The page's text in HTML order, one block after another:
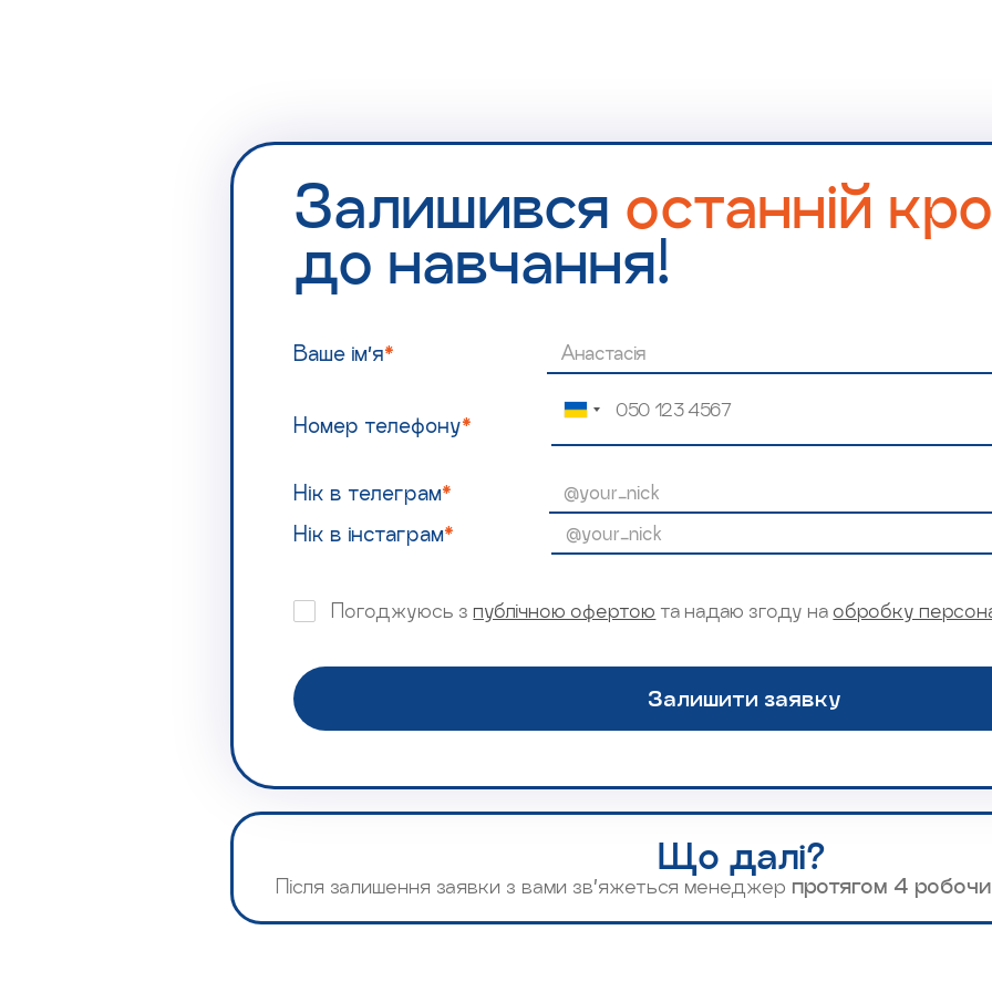
Залишився останній
до навчання!
Ваше ім’я*
Номер телефону*
Нік в телеграм*
Нік в інстаграм*
Погоджуюсь з публічною офертою та надаю згоду на обробку
Що далі?
Після залишення заявки з вами зв’яжеться менеджер протягом 4